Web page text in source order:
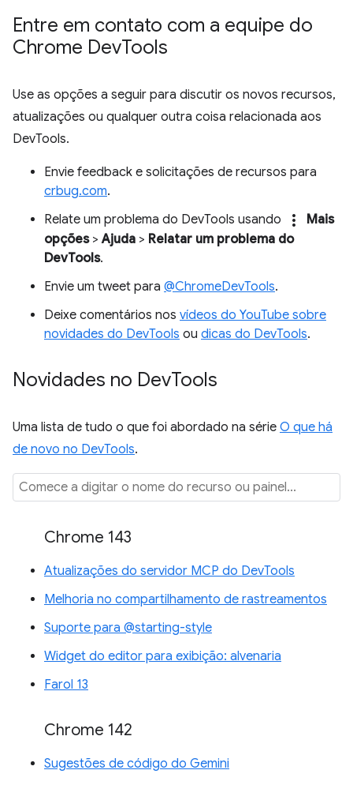
Entre em contato com a equipe do
Chrome DevTools
Use as opções a seguir para discutir os novos recursos,
atualizações ou qualquer outra coisa relacionada aos
DevTools.
Envie feedback e solicitações de recursos para
crbug.com.
Relate um problema do DevTools usando
more_vert
Mais
opções>Ajuda > Relatar um problema do
DevTools.
Envie um tweet para @ChromeDevTools.
Deixe comentários nos vídeos do YouTube sobre
novidades do DevTools ou dicas do DevTools.
Novidades no DevTools
Uma lista de tudo o que foi abordado na série O que há
de novo no DevTools.
Chrome 143
Atualizações do servidor MCP do DevTools
Melhoria no compartilhamento de rastreamentos
Suporte para @starting-style
Widget do editor para exibição: alvenaria
Farol 13
Chrome 142
Sugestões de código do Gemini